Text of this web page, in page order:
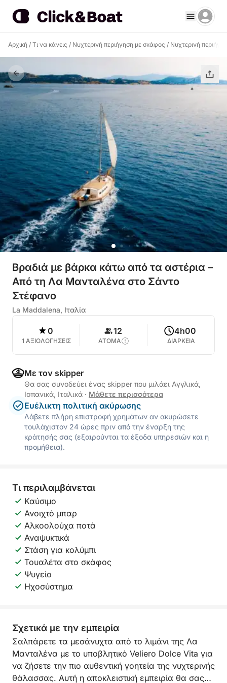
Αρχική / Τι να κάνεις / Νυχτερινή περιήγηση με σκάφος / Νυχτερινή
Βραδιά με βάρκα κάτω από τα αστέρια –
Από τη Λα Μανταλένα στο Σάντο
Στέφανο
La Maddalena, Ιταλία
0
1 ΑΞΙΟΛΟΓΗΣΕΙΣ
12
ΑΤΟΜΑ
4h00
ΔΙΑΡΚΕΙΑ
Με τον skipper
Θα σας συνοδεύει ένας skipper που μιλάει Αγγλικά,
Ισπανικά, Ιταλικά · Μάθετε περισσότερα
Ευέλικτη πολιτική ακύρωσης
Λάβετε πλήρη επιστροφή χρημάτων αν ακυρώσετε
τουλάχιστον 24 ώρες πριν από την έναρξη της
κράτησής σας (εξαιρούνται τα έξοδα υπηρεσιών και η
προμήθεια).
Τι περιλαμβάνεται
Καύσιμο
Ανοιχτό μπαρ
Αλκοολούχα ποτά
Αναψυκτικά
Στάση για κολύμπι
Τουαλέτα στο σκάφος
Ψυγείο
Ηχοσύστημα
Σχετικά με την εμπειρία
Σαλπάρετε τα μεσάνυχτα από το λιμάνι της Λα
Μανταλένα με το υποβλητικό Veliero Dolce Vita για
να ζήσετε την πιο αυθεντική γοητεία της νυχτερινής
θάλασσας. Αυτή η αποκλειστική εμπειρία θα σας